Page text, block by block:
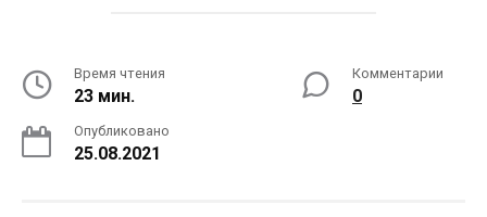
Время чтения
23 мин.
Комментарии
0
Опубликовано
25.08.2021